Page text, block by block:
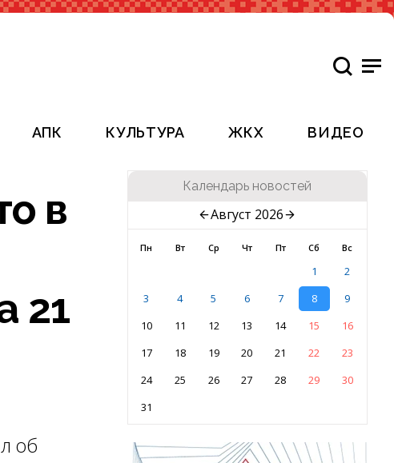
АПК КУЛЬТУРА ЖКХ ВИДЕО
в
21
об
Календарь новостей
Август 2026
Пн Вт Ср Чт Пт Сб Вс
1
2
3
4 5 6 7 8
9
10
11 12 13 14 15
16
17
18 19 20 21 22
23
24
25 26 27 28 29
30
31